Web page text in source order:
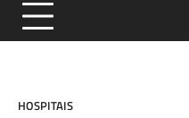
HOSPITAIS